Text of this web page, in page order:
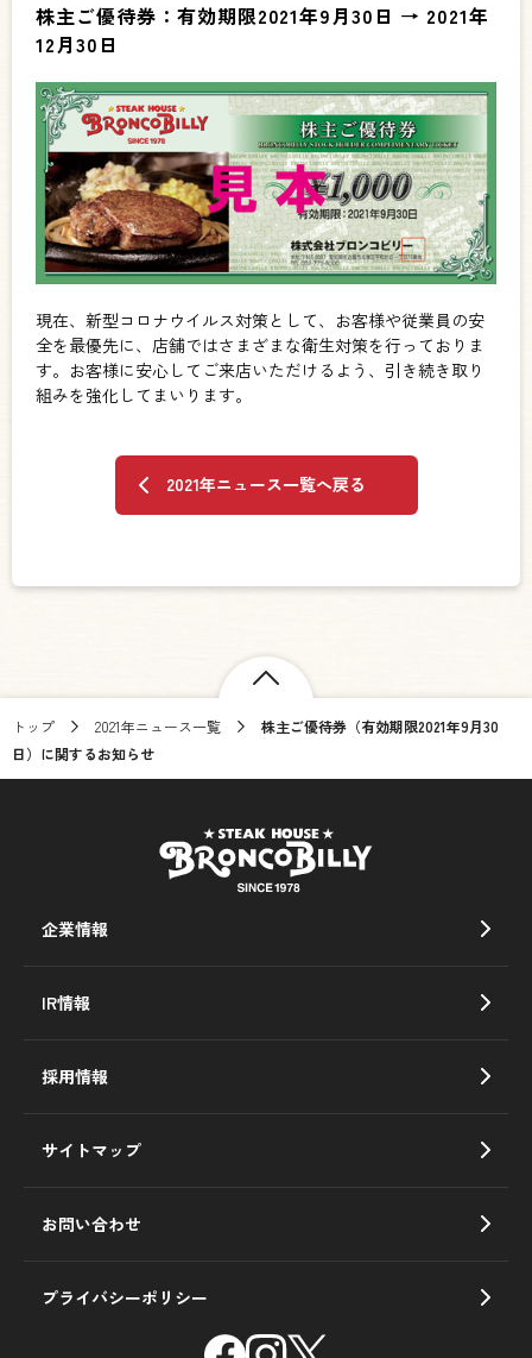
株主ご優待券：有効期限2021年9月30日 → 2021年
12月30日
現在、新型コロナウイルス対策として、 お客様や従業員の安
全を最優先に、 店舗ではさまざまな衛生対策を行っておりま
す。 お客様に安心してご来店いただけるよう、 引き続き取り
組みを強化してまいります。
2021年ニュース一覧へ戻る
トップ 2021年ニュース一覧
株主ご優待券（有効期限2021年9月30
日）に関するお知らせ
企業情報
IR情報
採用情報
サイトマップ
お問い合わせ
プライバシーポリシー